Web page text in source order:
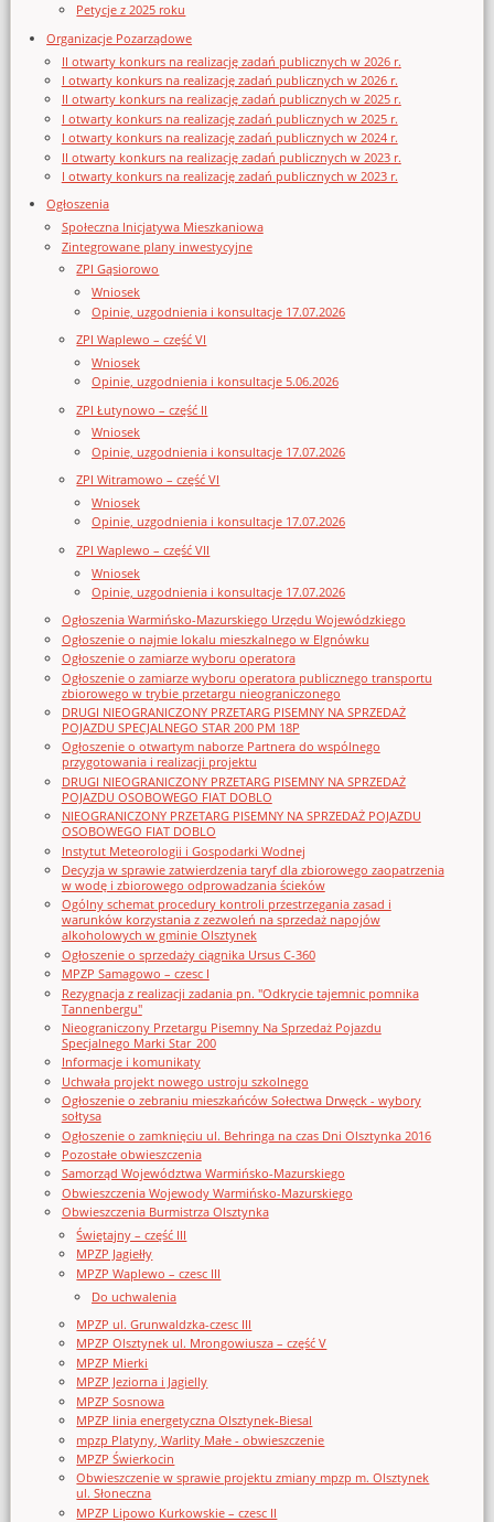
Petycje z 2025 roku
Organizacje Pozarządowe
II otwarty konkurs na realizację zadań publicznych w 2026 r.
I otwarty konkurs na realizację zadań publicznych w 2026 r.
II otwarty konkurs na realizację zadań publicznych w 2025 r.
I otwarty konkurs na realizację zadań publicznych w 2025 r.
I otwarty konkurs na realizację zadań publicznych w 2024 r.
II otwarty konkurs na realizację zadań publicznych w 2023 r.
I otwarty konkurs na realizację zadań publicznych w 2023 r.
Ogłoszenia
Społeczna Inicjatywa Mieszkaniowa
Zintegrowane plany inwestycyjne
ZPI Gąsiorowo
Wniosek
Opinie, uzgodnienia i konsultacje 17.07.2026
ZPI Waplewo – część VI
Wniosek
Opinie, uzgodnienia i konsultacje 5.06.2026
ZPI Łutynowo – część II
Wniosek
Opinie, uzgodnienia i konsultacje 17.07.2026
ZPI Witramowo – część VI
Wniosek
Opinie, uzgodnienia i konsultacje 17.07.2026
ZPI Waplewo – część VII
Wniosek
Opinie, uzgodnienia i konsultacje 17.07.2026
Ogłoszenia Warmińsko-Mazurskiego Urzędu Wojewódzkiego
Ogłoszenie o najmie lokalu mieszkalnego w Elgnówku
Ogłoszenie o zamiarze wyboru operatora
Ogłoszenie o zamiarze wyboru operatora publicznego transportu
zbiorowego w trybie przetargu nieograniczonego
DRUGI NIEOGRANICZONY PRZETARG PISEMNY NA SPRZEDAŻ
POJAZDU SPECJALNEGO STAR 200 PM 18P
Ogłoszenie o otwartym naborze Partnera do wspólnego
przygotowania i realizacji projektu
DRUGI NIEOGRANICZONY PRZETARG PISEMNY NA SPRZEDAŻ
POJAZDU OSOBOWEGO FIAT DOBLO
NIEOGRANICZONY PRZETARG PISEMNY NA SPRZEDAŻ POJAZDU
OSOBOWEGO FIAT DOBLO
Instytut Meteorologii i Gospodarki Wodnej
Decyzja w sprawie zatwierdzenia taryf dla zbiorowego zaopatrzenia
w wodę i zbiorowego odprowadzania ścieków
Ogólny schemat procedury kontroli przestrzegania zasad i
warunków korzystania z zezwoleń na sprzedaż napojów
alkoholowych w gminie Olsztynek
Ogłoszenie o sprzedaży ciągnika Ursus C-360
MPZP Samagowo – czesc I
Rezygnacja z realizacji zadania pn. "Odkrycie tajemnic pomnika
Tannenbergu"
Nieograniczony Przetargu Pisemny Na Sprzedaż Pojazdu
Specjalnego Marki Star_200
Informacje i komunikaty
Uchwała projekt nowego ustroju szkolnego
Ogłoszenie o zebraniu mieszkańców Sołectwa Drwęck - wybory
sołtysa
Ogłoszenie o zamknięciu ul. Behringa na czas Dni Olsztynka 2016
Pozostałe obwieszczenia
Samorząd Województwa Warmińsko-Mazurskiego
Obwieszczenia Wojewody Warmińsko-Mazurskiego
Obwieszczenia Burmistrza Olsztynka
Świętajny – część III
MPZP Jagiełły
MPZP Waplewo – czesc III
Do uchwalenia
MPZP ul. Grunwaldzka-czesc III
MPZP Olsztynek ul. Mrongowiusza – część V
MPZP Mierki
MPZP Jeziorna i Jagielly
MPZP Sosnowa
MPZP linia energetyczna Olsztynek-Biesal
mpzp Platyny, Warlity Małe - obwieszczenie
MPZP Świerkocin
Obwieszczenie w sprawie projektu zmiany mpzp m. Olsztynek
ul. Słoneczna
MPZP Lipowo Kurkowskie – czesc II